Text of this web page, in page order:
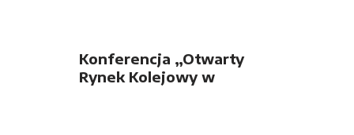
Konferencja „Otwarty
Rynek Kolejowy w